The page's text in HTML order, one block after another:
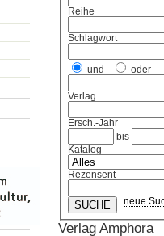
Reihe
Schlagwort
und oder
Verlag
Ersch.-Jahr
bis
Katalog
Rezensent
neue
Verlag Amphora